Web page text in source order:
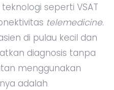
seperti VSAT
telemedicine.
di pulau kecil dan
diagnosis tanpa
menggunakan
adalah